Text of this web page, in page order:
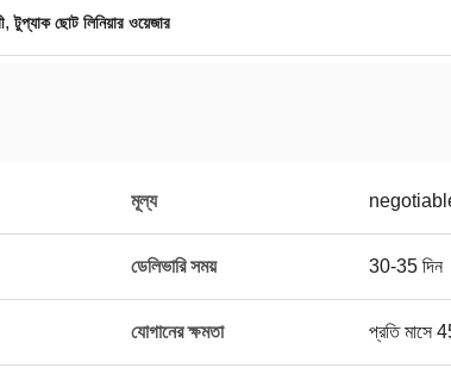
,টুপ্যাক ছোট লিনিয়ার ওয়েজার
মূল্য
ডেলিভারি সময় 30-35 দিন
যোগানের ক্ষমতা প্রতি মাসে